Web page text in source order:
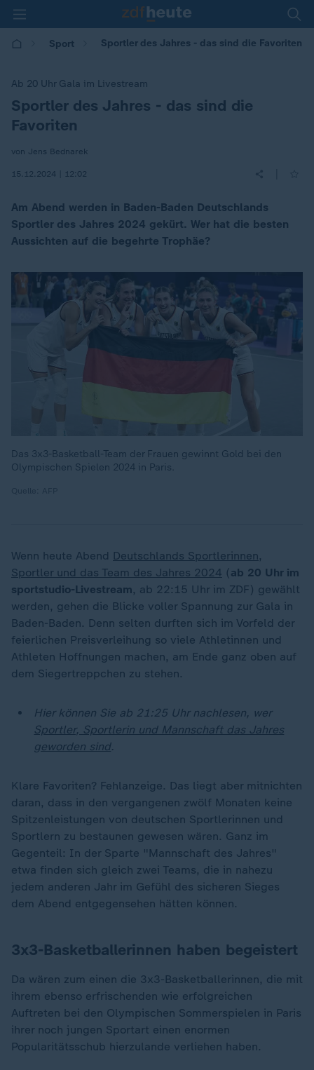
Sport Sportler des Jahres - das sind die Favoriten
Ab 20 Uhr Gala im Livestream
:
Sportler des Jahres - das sind die
Favoriten
von Jens Bednarek
15.12.2024 | 12:02
Am Abend werden in Baden-Baden Deutschlands
Sportler des Jahres 2024 gekürt. Wer hat die besten
Aussichten auf die begehrte Trophäe?
Das 3x3-Basketball-Team der Frauen gewinnt Gold bei den
Olympischen Spielen 2024 in Paris.
Wenn heute Abend Deutschlands Sportlerinnen,
Sportler und das Team des Jahres 2024 (ab 20 Uhr im
sportstudio-Livestream, ab 22:15 Uhr im ZDF) gewählt
werden, gehen die Blicke voller Spannung zur Gala in
Baden-Baden. Denn selten durften sich im Vorfeld der
feierlichen Preisverleihung so viele Athletinnen und
Athleten Hoffnungen machen, am Ende ganz oben auf
dem Siegertreppchen zu stehen.
Hier können Sie ab 21:25 Uhr nachlesen, wer
Sportler, Sportlerin und Mannschaft das Jahres
geworden sind.
Klare Favoriten? Fehlanzeige. Das liegt aber mitnichten
daran, dass in den vergangenen zwölf Monaten keine
Spitzenleistungen von deutschen Sportlerinnen und
Sportlern zu bestaunen gewesen wären. Ganz im
Gegenteil: In der Sparte "Mannschaft des Jahres"
etwa finden sich gleich zwei Teams, die in nahezu
jedem anderen Jahr im Gefühl des sicheren Sieges
dem Abend entgegensehen hätten können.
3x3-Basketballerinnen haben begeistert
Da wären zum einen die 3x3-Basketballerinnen, die mit
ihrem ebenso erfrischenden wie erfolgreichen
Auftreten bei den Olympischen Sommerspielen in Paris
ihrer noch jungen Sportart einen enormen
Popularitätsschub hierzulande verliehen haben.